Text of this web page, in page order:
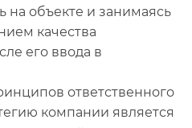
на объекте и занимаясь
качества
его ввода в
ответственного
компании является